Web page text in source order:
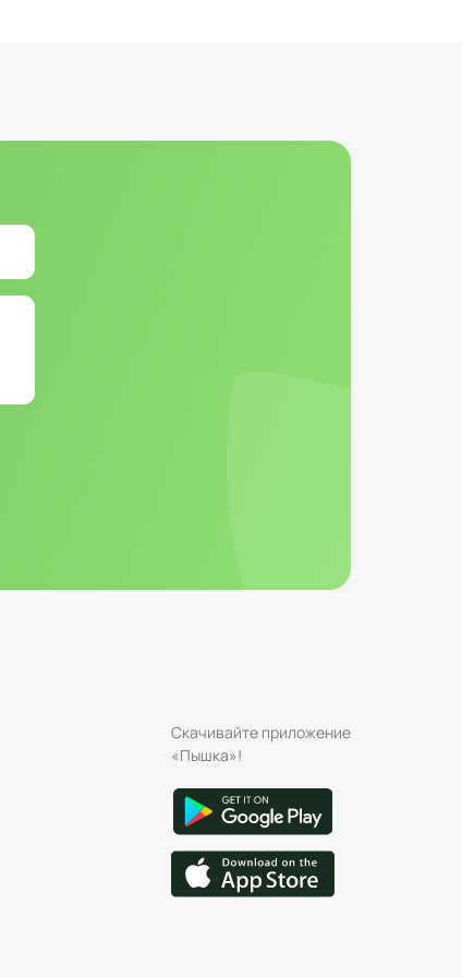
Скачивайте приложение
«Пышка»!